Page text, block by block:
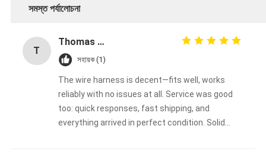
সমস্ত পর্যালোচনা
T
Thomas Müller
সহায়ক (1)
The wire harness is decent—fits well, works
reliably with no issues at all. Service was good
too: quick responses, fast shipping, and
everything arrived in perfect condition. Solid